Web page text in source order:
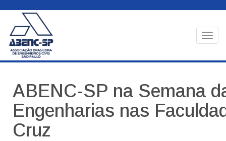
ABENC-SP na Semana
Engenharias nas
Cruz